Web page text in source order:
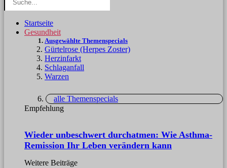
Startseite
Gesundheit
Ausgewählte Themenspecials
Gürtelrose (Herpes Zoster)
Herzinfarkt
Schlaganfall
Warzen
alle Themenspecials
Empfehlung
Wieder unbeschwert durchatmen: Wie Asthma-
Remission Ihr Leben verändern kann
Weitere Beiträge